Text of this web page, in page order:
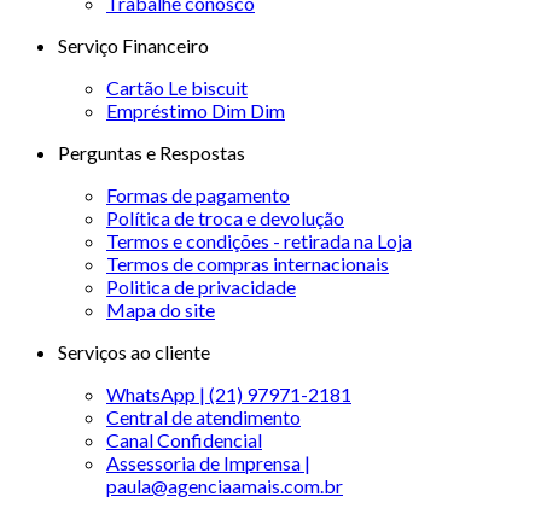
Serviço Financeiro
Cartão Le biscuit
Empréstimo Dim Dim
Perguntas e Respostas
Formas de pagamento
Política de troca e devolução
Termos e condições - retirada na Loja
Termos de compras internacionais
Politica de privacidade
Mapa do site
Serviços ao cliente
WhatsApp | (21) 97971-2181
Central de atendimento
Canal Confidencial
Assessoria de Imprensa |
paula@agenciaamais.com.br